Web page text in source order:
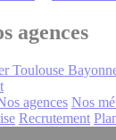
agences
Toulouse
agences Nos
Recrutement